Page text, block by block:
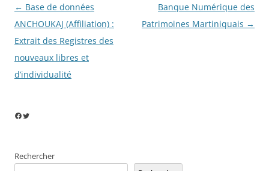
Navigation
des
articles
← Base de données
ANCHOUKAJ (Affiliation) :
Extrait des Registres des
nouveaux libres et
d’individualité
Banque Numérique des
Patrimoines Martiniquais →
Facebook
Twitter
Rechercher